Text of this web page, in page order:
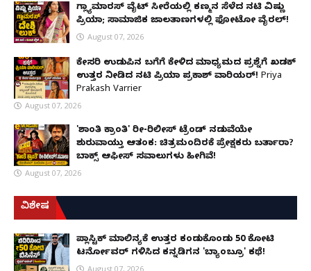
ಗ್ಲ್ಯಾಮಾರಸ್ ವೈಟ್‌ ಸೀರೆಯಲ್ಲಿ ಕಣ್ಮನ ಸೆಳೆದ ನಟಿ ವಿಷ್ಣು
ಪ್ರಿಯಾ; ಸಾಮಾಜಿಕ ಜಾಲತಾಣಗಳಲ್ಲಿ ಫೋಟೋ ವೈರಲ್!
August 07, 2026
ಕೇಸರಿ ಉಡುಪಿನ ಬಗೆಗೆ ಕೇಳಿದ ಮಾಧ್ಯಮದ ಪ್ರಶ್ನೆಗೆ ಖಡಕ್
ಉತ್ತರ ನೀಡಿದ ನಟಿ ಪ್ರಿಯಾ ಪ್ರಕಾಶ್ ವಾರಿಯರ್! Priya
Prakash Varrier
August 07, 2026
'ಶಾಂತಿ ಕ್ರಾಂತಿ' ರೀ-ರಿಲೀಸ್ ಟ್ರೆಂಡ್ ನಡುವೆಯೇ
ಶುರುವಾಯ್ತು ಆತಂಕ: ಚಿತ್ರಮಂದಿರಕ್ಕೆ ಪ್ರೇಕ್ಷಕರು ಬರ್ತಾರಾ?
ಬಾಕ್ಸ್ ಆಫೀಸ್ ಸವಾಲುಗಳು ಹೀಗಿವೆ!
August 07, 2026
ವಿಶೇಷ
ಪ್ಲಾಸ್ಟಿಕ್ ಮಾಲಿನ್ಯಕ್ಕೆ ಉತ್ತರ ಕಂಡುಕೊಂಡು ₹50 ಕೋಟಿ
ಟರ್ನೋವರ್ ಗಳಿಸಿದ ಕನ್ನಡಿಗನ 'ಬ್ಯಾಂಬ್ರೂ' ಕಥೆ!
August 07, 2026